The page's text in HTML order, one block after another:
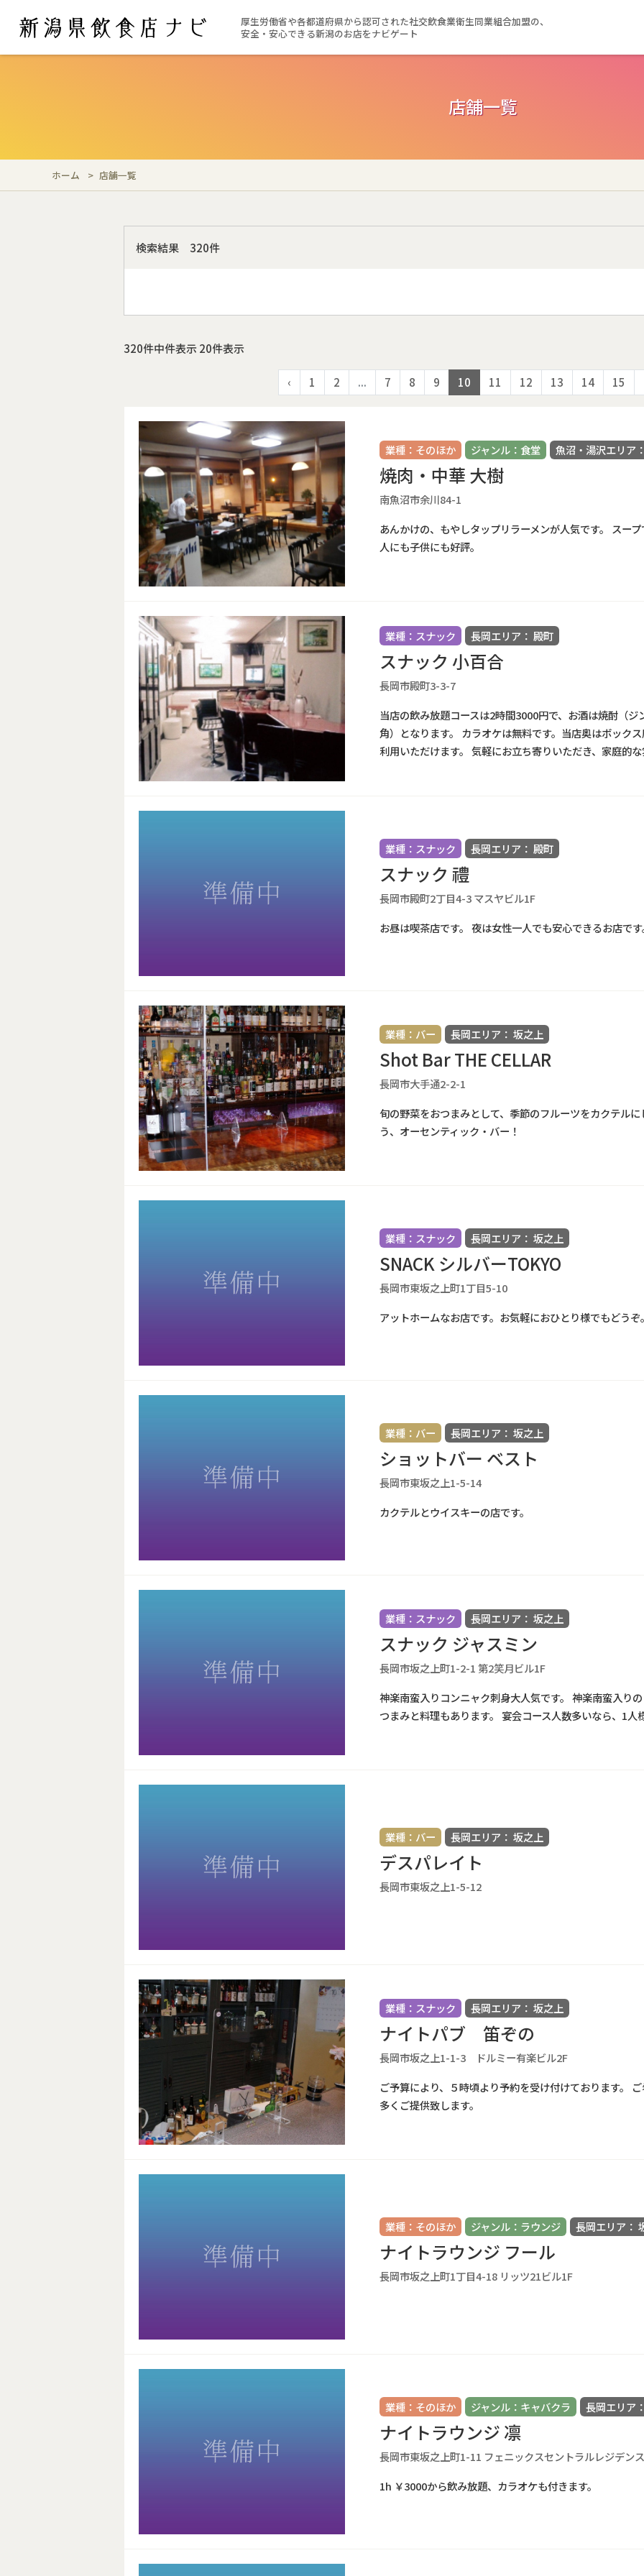
厚生労働省や各都道府県から認可された社交飲食業衛生同業組合加盟の、
安全・安心できる新潟のお店をナビゲート
店舗一覧
ホーム 店舗一覧
検索結果 320件
320件中件表示 20件表示
‹ 1 2 ... 7 8 9 10 11 12 13 14 15
業種：そのほか ジャンル：食堂 魚沼・湯沢エリア
焼肉・中華 大樹
南魚沼市余川84-1
あんかけの、もやしタップリラーメンが人気です。 スー
人にも子供にも好評。
業種：スナック 長岡エリア： 殿町
スナック 小百合
長岡市殿町3-3-7
当店の飲み放題コースは2時間3000円で、お酒は焼酎（
角）となります。 カラオケは無料です。当店奥はボック
利用いただけます。 気軽にお立ち寄りいただき、家庭的
業種：スナック 長岡エリア： 殿町
スナック 禮
長岡市殿町2丁目4-3 マスヤビル1F
お昼は喫茶店です。 夜は女性一人でも安心できるお店で
業種：バー 長岡エリア： 坂之上
Shot Bar THE CELLAR
長岡市大手通2-2-1
旬の野菜をおつまみとして、季節のフルーツをカクテル
う、オーセンティック・バー！
業種：スナック 長岡エリア： 坂之上
SNACK シルバーTOKYO
長岡市東坂之上町1丁目5-10
アットホームなお店です。お気軽におひとり様でもどうぞ
業種：バー 長岡エリア： 坂之上
ショットバー ベスト
長岡市東坂之上1-5-14
カクテルとウイスキーの店です。
業種：スナック 長岡エリア： 坂之上
スナック ジャスミン
長岡市坂之上町1-2-1 第2笑月ビル1F
神楽南蛮入りコンニャク刺身大人気です。 神楽南蛮入り
つまみと料理もあります。 宴会コース人数多いなら、1
業種：バー 長岡エリア： 坂之上
デスパレイト
長岡市東坂之上1-5-12
業種：スナック 長岡エリア： 坂之上
ナイトパブ 笛ぞの
長岡市坂之上1-1-3 ドルミー有楽ビル2F
ご予算により、５時頃より予約を受け付けております。
多くご提供致します。
業種：そのほか ジャンル：ラウンジ 長岡エリア：
ナイトラウンジ フール
長岡市坂之上町1丁目4-18 リッツ21ビル1F
業種：そのほか ジャンル：キャバクラ 長岡エリア
ナイトラウンジ 凛
長岡市東坂之上町1-11 フェニックスセントラルレジデン
1h ￥3000から飲み放題、カラオケも付きます。